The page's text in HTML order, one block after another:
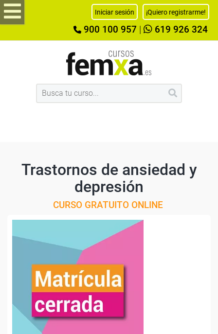
Iniciar sesión ¡Quiero registrarme!
900 100 957 619 926 324
Trastornos de ansiedad y
depresión
CURSO GRATUITO ONLINE